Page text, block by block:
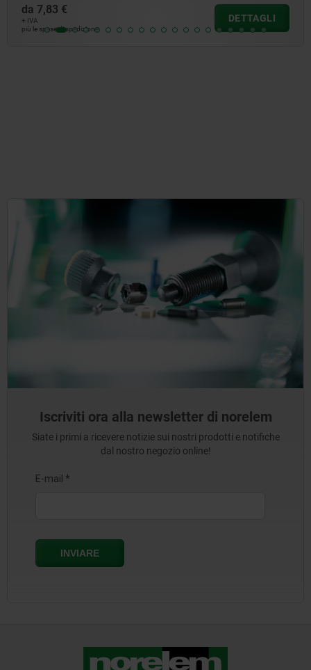
da5,36 €
più le spese di spedizione
DETTAGLI
Iscriviti ora alla newsletter di norelem
Siate i primi a ricevere notizie sui nostri prodotti e notifiche
dal nostro negozio online!